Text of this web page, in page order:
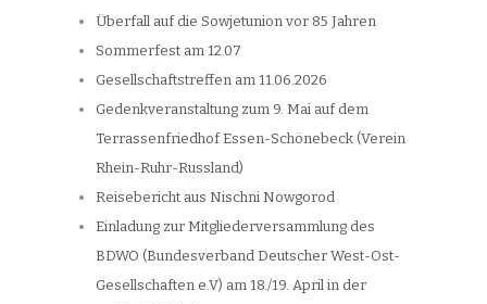
Überfall auf die Sowjetunion vor 85 Jahren
Sommerfest am 12.07
Gesellschaftstreffen am 11.06.2026
Gedenkveranstaltung zum 9. Mai auf dem
Terrassenfriedhof Essen-Schönebeck (Verein
Rhein-Ruhr-Russland)
Reisebericht aus Nischni Nowgorod
Einladung zur Mitgliederversammlung des
BDWO (Bundesverband Deutscher West-Ost-
Gesellschaften e.V) am 18./19. April in der